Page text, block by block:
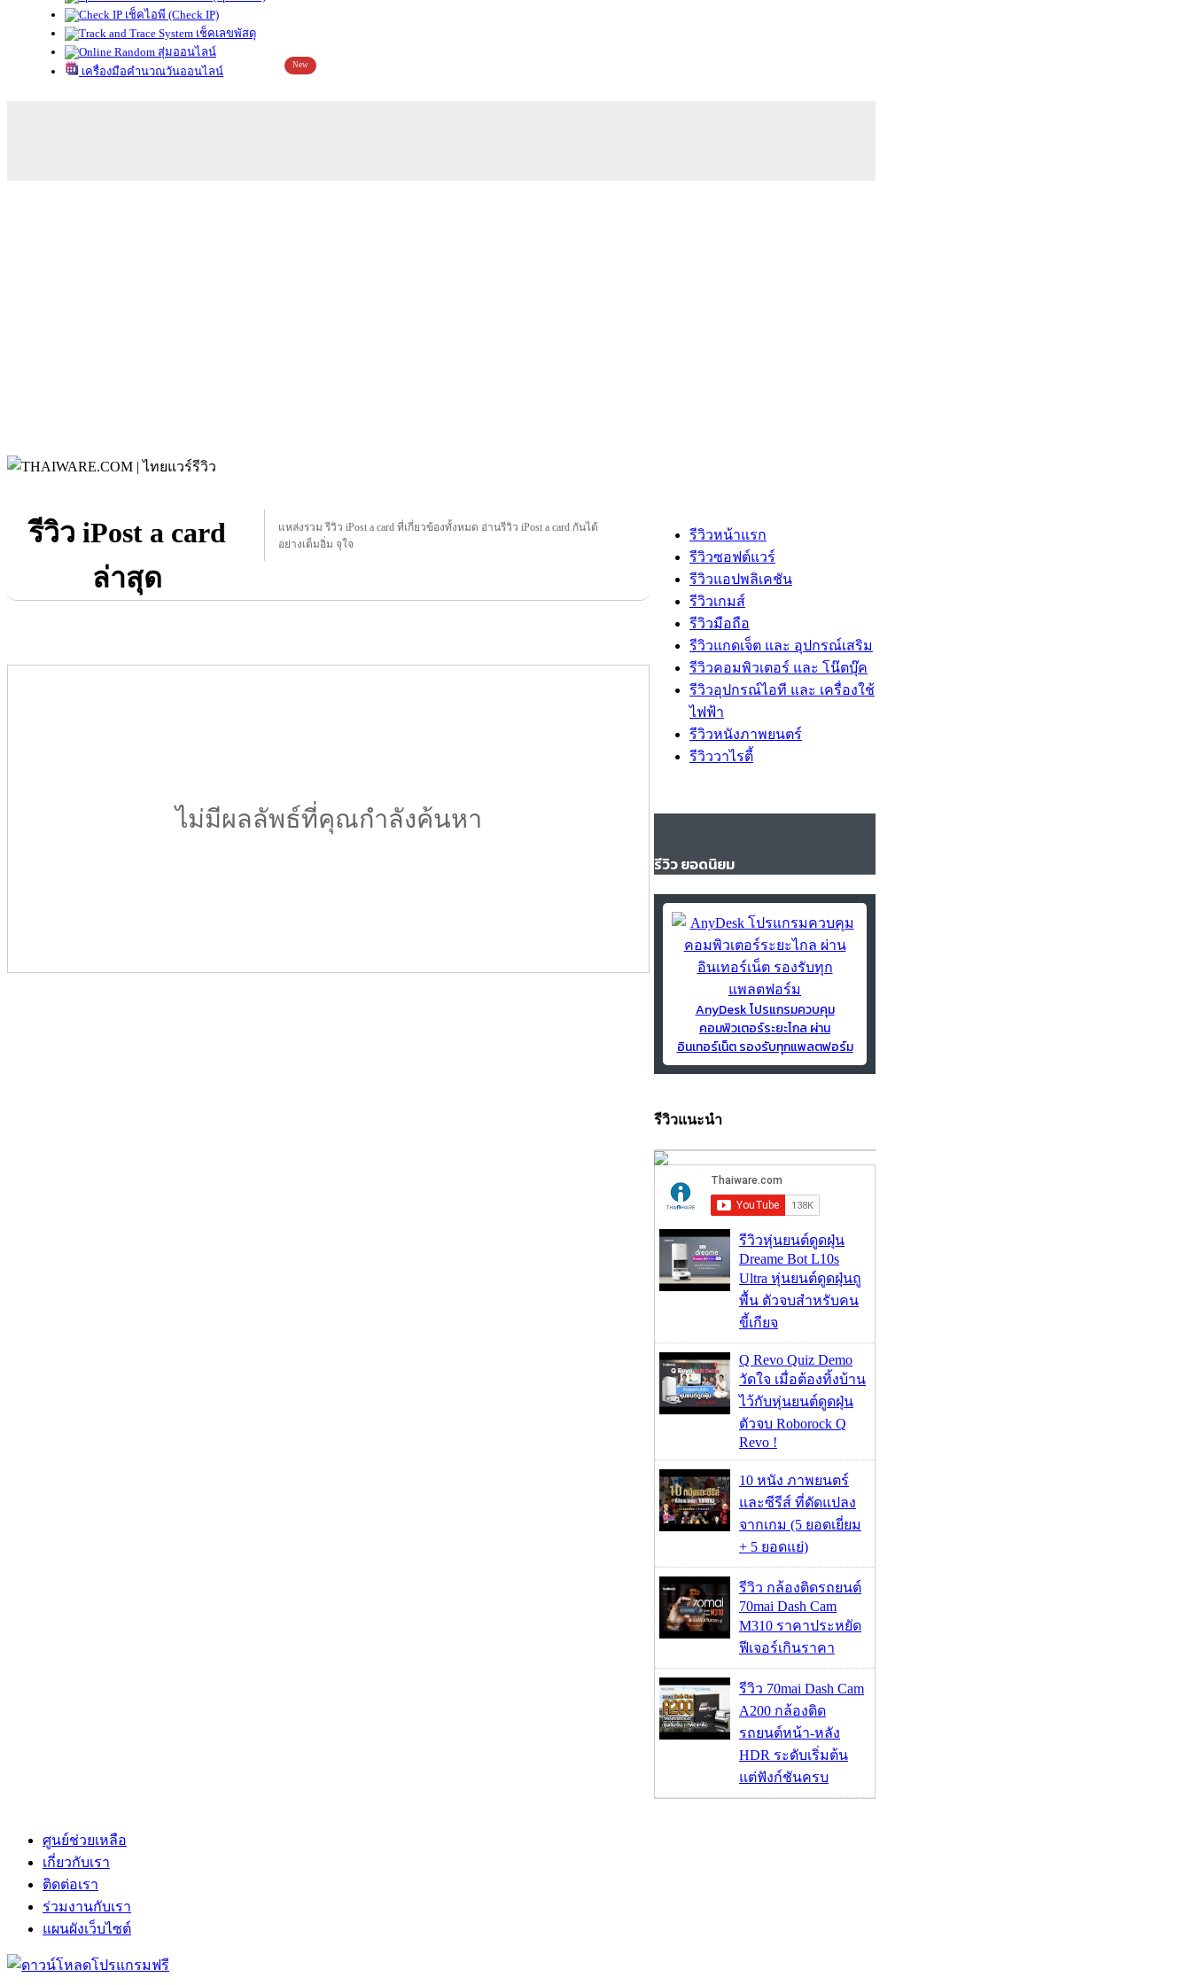
เช็คไอพี (Check IP)
เช็คเลขพัสดุ
สุ่มออนไลน์
เครื่องมือคำนวณวันออนไลน์
New
รีวิว iPost a card
ล่าสุด
แหล่งรวม รีวิว iPost a card ที่เกี่ยวข้องทั้งหมด อ่านรีวิว iPost a card กันได้
อย่างเต็มอิ่ม จุใจ
ไม่มีผลลัพธ์ที่คุณกำลังค้นหา
รีวิวหน้าแรก
รีวิวซอฟต์แวร์
รีวิวแอปพลิเคชัน
รีวิวเกมส์
รีวิวมือถือ
รีวิวแกดเจ็ต และ อุปกรณ์เสริม
รีวิวคอมพิวเตอร์ และ โน๊ตบุ๊ค
รีวิวอุปกรณ์ไอที และ เครื่องใช้
ไฟฟ้า
รีวิวหนังภาพยนตร์
รีวิววาไรตี้
รีวิว ยอดนิยม
AnyDesk โปรแกรมควบคุม
คอมพิวเตอร์ระยะไกล ผ่าน
อินเทอร์เน็ต รองรับทุกแพลตฟอร์ม
รีวิวแนะนำ
รีวิวหุ่นยนต์ดูดฝุ่น
Dreame Bot L10s
Ultra หุ่นยนต์ดูดฝุ่นถู
พื้น ตัวจบสำหรับคน
ขี้เกียจ
Q Revo Quiz Demo
วัดใจ เมื่อต้องทิ้งบ้าน
ไว้กับหุ่นยนต์ดูดฝุ่น
ตัวจบ Roborock Q
Revo !
10 หนัง ภาพยนตร์
และซีรีส์ ที่ดัดแปลง
จากเกม (5 ยอดเยี่ยม
+ 5 ยอดแย่)
รีวิว กล้องติดรถยนต์
70mai Dash Cam
M310 ราคาประหยัด
ฟีเจอร์เกินราคา
รีวิว 70mai Dash Cam
A200 กล้องติด
รถยนต์หน้า-หลัง
HDR ระดับเริ่มต้น
แต่ฟังก์ชันครบ
ศูนย์ช่วยเหลือ
เกี่ยวกับเรา
ติดต่อเรา
ร่วมงานกับเรา
แผนผังเว็บไซต์